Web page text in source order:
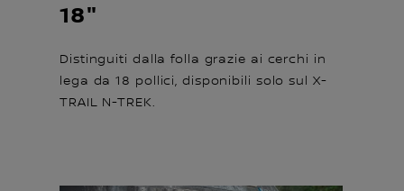
18"
Distinguiti dalla folla grazie ai cerchi in
lega da 18 pollici, disponibili solo sul X-
TRAIL N-TREK.